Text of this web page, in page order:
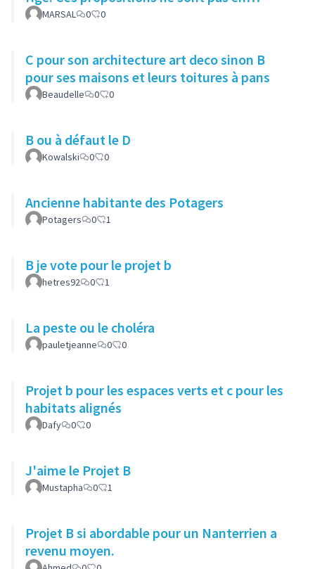
adéquation avec le quartier.
MARSAL 0 0
C pour son architecture art deco sinon B
pour ses maisons et leurs toitures à pans
Beaudelle 0 0
B ou à défaut le D
Kowalski 0 0
Ancienne habitante des Potagers
Potagers 0 1
B je vote pour le projet b
hetres92 0 1
La peste ou le choléra
pauletjeanne 0 0
Projet b pour les espaces verts et c pour les
habitats alignés
Dafy 0 0
J'aime le Projet B
Mustapha 0 1
Projet B si abordable pour un Nanterrien a
revenu moyen.